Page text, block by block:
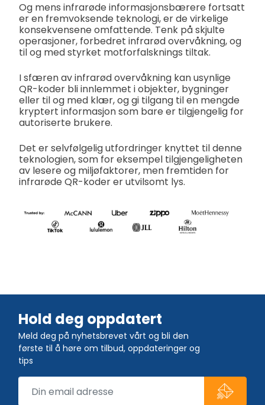
Og mens infrarøde informasjonsbærere fortsatt
er en fremvoksende teknologi, er de virkelige
konsekvensene omfattende. Tenk på skjulte
operasjoner, forbedret infrarød overvåkning, og
til og med styrket motforfalsknings tiltak.
I sfæren av infrarød overvåkning kan usynlige
QR-koder bli innlemmet i objekter, bygninger
eller til og med klær, og gi tilgang til en mengde
kryptert informasjon som bare er tilgjengelig for
autoriserte brukere.
Det er selvfølgelig utfordringer knyttet til denne
teknologien, som for eksempel tilgjengeligheten
av lesere og miljøfaktorer, men fremtiden for
infrarøde QR-koder er utvilsomt lys.
Hold deg oppdatert
Meld deg på nyhetsbrevet vårt og bli den
første til å høre om tilbud, oppdateringer og
tips